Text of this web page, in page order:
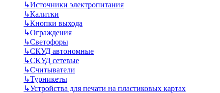
↳Источники электропитания
↳Калитки
↳Кнопки выхода
↳Ограждения
↳Светофоры
↳СКУД автономные
↳СКУД сетевые
↳Считыватели
↳Турникеты
↳Устройства для печати на пластиковых картах